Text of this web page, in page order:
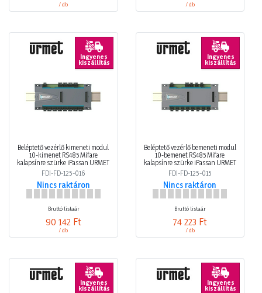
/ db / db
Ingyenes
kiszállítás
Beléptető vezérlő kimeneti modul
10-kimenet RS485 Mifare
kalapsínre szürke iPassan URMET
FDI-FD-125-016
Nincs raktáron
Bruttó listaár
90 142 Ft
/ db
Ingyenes
kiszállítás
Beléptető vezérlő bemeneti modul
10-bemenet RS485 Mifare
kalapsínre szürke iPassan URMET
FDI-FD-125-015
Nincs raktáron
Bruttó listaár
74 223 Ft
/ db
Ingyenes
kiszállítás
Ingyenes
kiszállítás